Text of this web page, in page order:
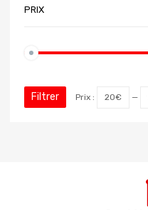
PRIX
Filtrer Prix : 20€ —